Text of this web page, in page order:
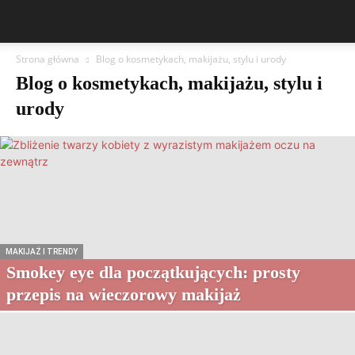
Strona główna Blog o kosmetykach, makijażu, stylu i urody
Blog o kosmetykach, makijażu, stylu i
urody
MAKIJAŻ I TRENDY
Smokey eye dla początkujących: prosty
przepis na wieczorowy makijaż